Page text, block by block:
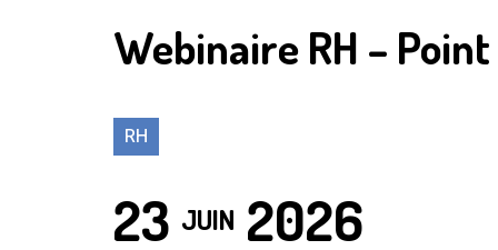
Webinaire RH –
RH
23 JUIN 2026